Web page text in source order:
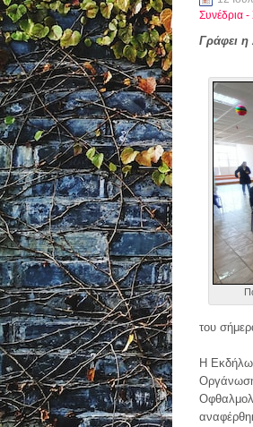
Συνέδρια -
Γράφει η
του
Η